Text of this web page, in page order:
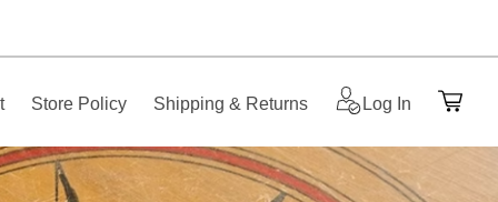
Store Policy Shipping & Returns Log In